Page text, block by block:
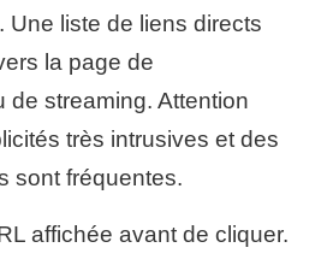
Une liste de liens directs
la page de
de streaming. Attention
très intrusives et des
sont fréquentes.
affichée avant de cliquer.